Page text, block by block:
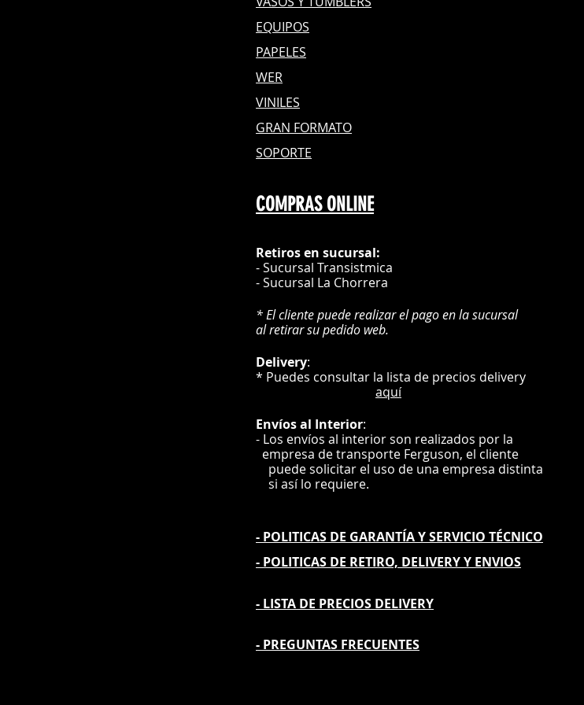
EQUIPOS
PAPELES
WER
VINILES
GRAN FORMATO
SOPORTE
COMPRAS ONLINE
Retiros en sucursal:
- Sucursal Transistmica
- Sucursal La Chorrera
* El cliente puede realizar el pago en la sucursal
al retirar su pedido web.
Delivery:
* Puedes consultar la lista de precios delivery
aquí
Envíosal Interior:
- Los envíos al interior son realizados por la
empresa de transporte Ferguson, el cliente
puede solicitar el uso de una empresa distinta
si así lo requiere.
- POLITICAS DE GARANTÍAY SERVICIO TÉCNICO
- POLITICAS DE RETIRO, DELIVERY Y ENVIOS
- LISTA DE PRECIOS DELIVERY
- PREGUNTAS FRECUENTES